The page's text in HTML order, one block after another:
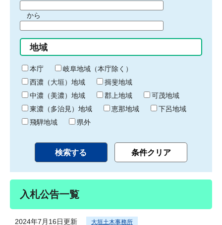
間
始
り
から
間
終
わ
り
地域
本庁
岐阜地域（本庁除く）
西濃（大垣）地域
揖斐地域
中濃（美濃）地域
郡上地域
可茂地域
東濃（多治見）地域
恵那地域
下呂地域
飛騨地域
県外
入札公告一覧
2024年7月16日更新 大垣土木事務所